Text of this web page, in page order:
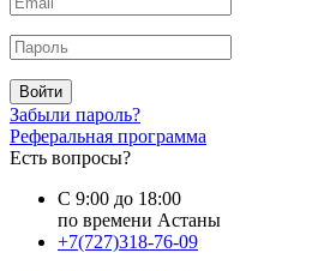
Войти
Забыли пароль?
Реферальная программа
Есть вопросы?
С 9:00 до 18:00
по времени Астаны
+7(727)318-76-09